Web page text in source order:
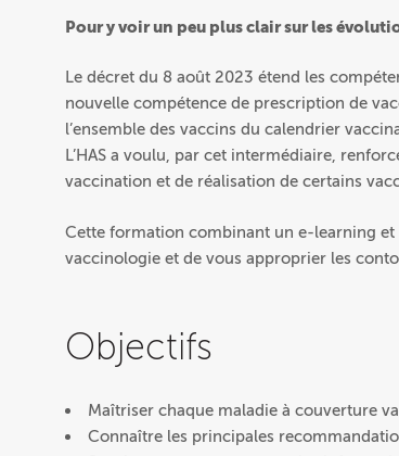
Pour y voir un peu plus clair sur les
Le décret du 8 août 2023 étend les
nouvelle compétence de prescription de
l’ensemble des vaccins du calendrier
L’HAS a voulu, par cet intermédiaire,
vaccination et de réalisation de certains
Cette formation combinant un e-learning et
vaccinologie et de vous approprier les
Objectifs
Maîtriser chaque maladie à couverture
Connaître les principales